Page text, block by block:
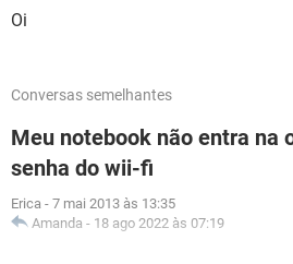
Oi
Conversas semelhantes
Meu notebook não entra na
senha do wii-fi
Erica - 7 mai 2013 às 13:35
Amanda - 18 ago 2022 às 07:19